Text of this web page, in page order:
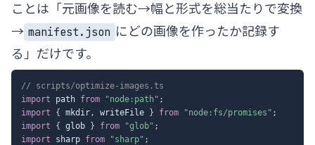
ことは「元画像を読む→幅と形式を総当たりで変換
→ manifest.json にどの画像を作ったか記録す
る」だけです。
// scripts/optimize-images.ts
import path from "node:path" ;
import
{ mkdir, writeFile } from "node:fs/promises" ;
import
{ glob } from "glob" ;
import sharp from "sharp" ;